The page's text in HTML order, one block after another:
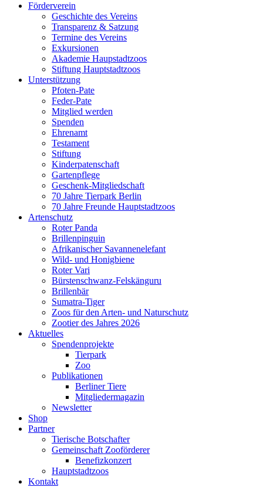
Förderverein
Geschichte des Vereins
Transparenz & Satzung
Termine des Vereins
Exkursionen
Akademie Haupstadtzoos
Stiftung Hauptstadtzoos
Unterstützung
Pfoten-Pate
Feder-Pate
Mitglied werden
Spenden
Ehrenamt
Testament
Stiftung
Kinderpatenschaft
Gartenpflege
Geschenk-Mitgliedschaft
70 Jahre Tierpark Berlin
70 Jahre Freunde Hauptstadtzoos
Artenschutz
Roter Panda
Brillenpinguin
Afrikanischer Savannenelefant
Wild- und Honigbiene
Roter Vari
Bürstenschwanz-Felskänguru
Brillenbär
Sumatra-Tiger
Zoos für den Arten- und Naturschutz
Zootier des Jahres 2026
Aktuelles
Spendenprojekte
Tierpark
Zoo
Publikationen
Berliner Tiere
Mitgliedermagazin
Newsletter
Shop
Partner
Tierische Botschafter
Gemeinschaft Zooförderer
Benefizkonzert
Hauptstadtzoos
Kontakt